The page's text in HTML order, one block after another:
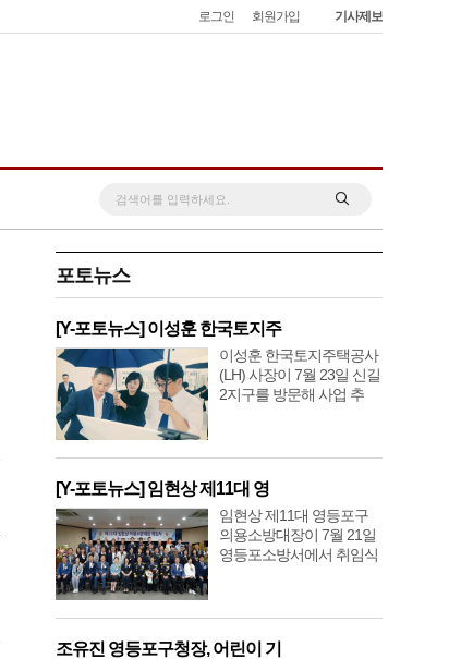
로그인 회원가입 기사제보
포토뉴스
[Y-포토뉴스] 이성훈 한국토지주
이성훈 한국토지주택공사
(LH) 사장이 7월 23일 신길
2지구를 방문해 사업 추
[Y-포토뉴스] 임현상 제11대 영
임현상 제11대 영등포구
의용소방대장이 7월 21일
영등포소방서에서 취임식
조유진 영등포구청장, 어린이 기